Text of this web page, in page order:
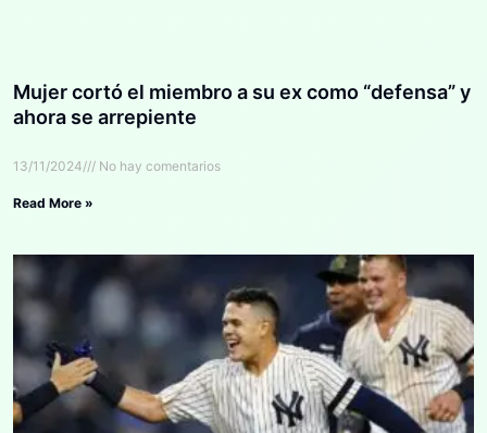
Mujer cortó el miembro a su ex como “defensa” y
ahora se arrepiente
13/11/2024 No hay comentarios
Read More »